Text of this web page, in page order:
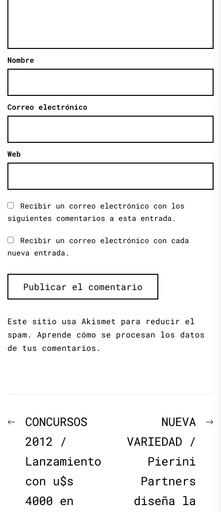
Nombre
Correo electrónico
Web
Recibir un correo electrónico con los
siguientes comentarios a esta entrada.
Recibir un correo electrónico con cada
nueva entrada.
Este sitio usa Akismet para reducir el
spam. Aprende cómo se procesan los datos
de tus comentarios.
Navegación
de
entradas
Previous
post:
CONCURSOS
2012 /
Lanzamiento
con u$s
4000 en
NUEVA
VARIEDAD /
Pierini
Partners
diseña la